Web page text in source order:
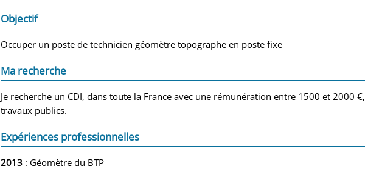
Objectif
Occuper un poste de technicien géomètre topographe en poste fixe
Ma recherche
Je recherche un CDI, dans toute la France avec une rémunération entre 1500 et 2000
travaux publics.
Expériences professionnelles
2013 : Géomètre du BTP